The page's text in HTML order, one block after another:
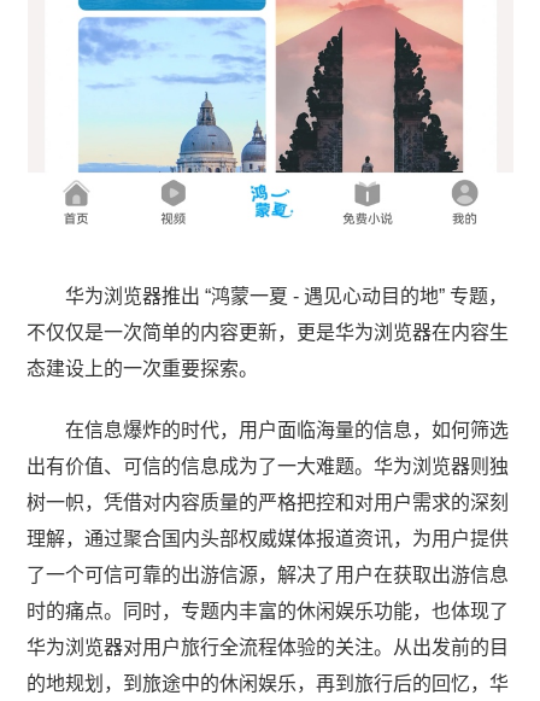
华为浏览器推出 “鸿蒙一夏 - 遇见心动目的地” 专题，
不仅仅是一次简单的内容更新，更是华为浏览器在内容生
态建设上的一次重要探索。​
在信息爆炸的时代，用户面临海量的信息，如何筛选
出有价值、可信的信息成为了一大难题。华为浏览器则独
树一帜，凭借对内容质量的严格把控和对用户需求的深刻
理解，通过聚合国内头部权威媒体报道资讯，为用户提供
了一个可信可靠的出游信源，解决了用户在获取出游信息
时的痛点。同时，专题内丰富的休闲娱乐功能，也体现了
华为浏览器对用户旅行全流程体验的关注。从出发前的目
的地规划，到旅途中的休闲娱乐，再到旅行后的回忆，华